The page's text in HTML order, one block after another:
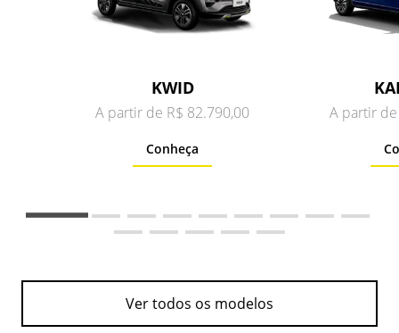
KWID
A partir de R$ 82.790,00
Conheça
A partir
Ver todos os modelos